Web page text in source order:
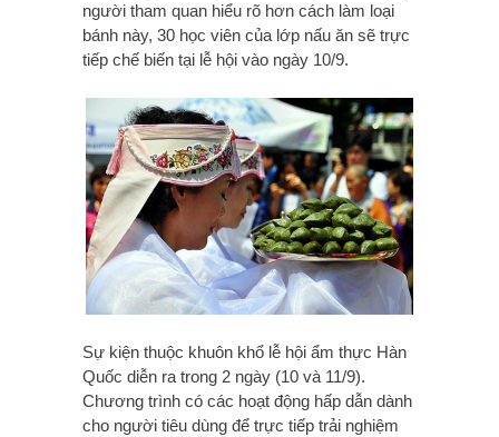
người tham quan hiểu rõ hơn cách làm loại
bánh này, 30 học viên của lớp nấu ăn sẽ trực
tiếp chế biến tại lễ hội vào ngày 10/9.
Sự kiện thuộc khuôn khổ lễ hội ẩm thực Hàn
Quốc diễn ra trong 2 ngày (10 và 11/9).
Chương trình có các hoạt động hấp dẫn dành
cho người tiêu dùng để trực tiếp trải nghiệm